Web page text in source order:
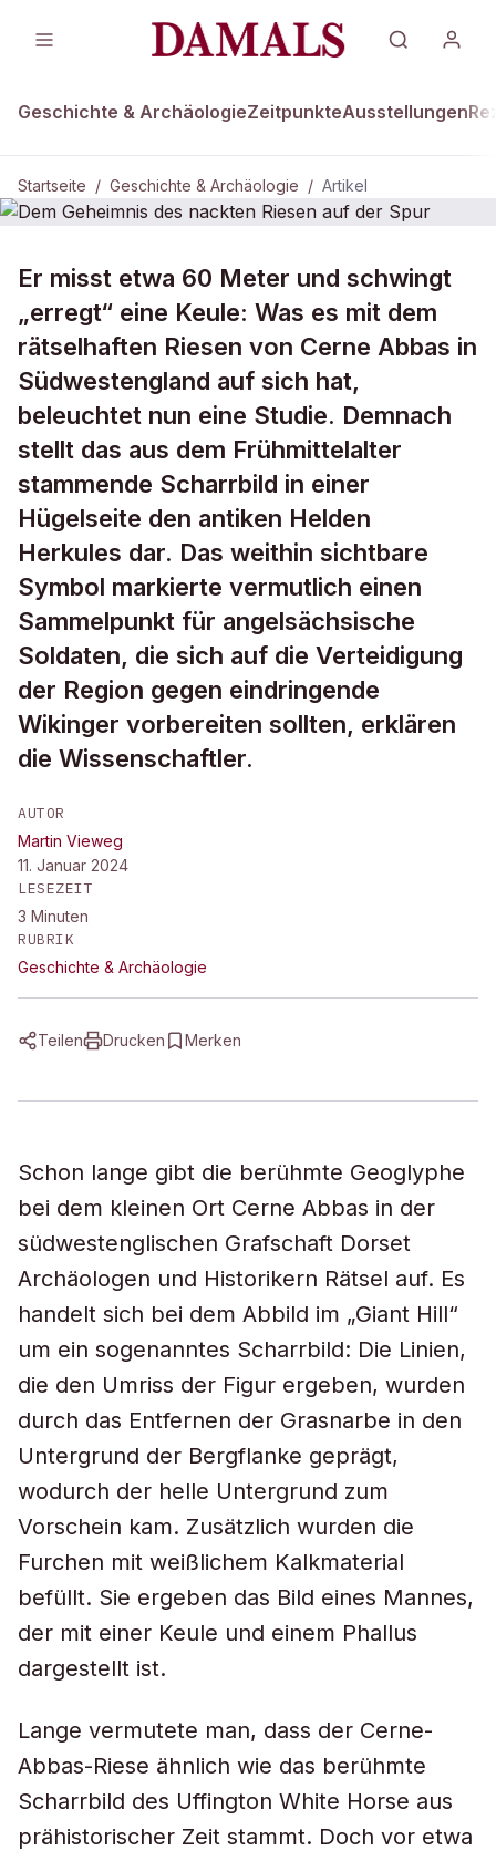
Geschichte & ArchäologieZeitpunkteAusstellungen
Startseite / Geschichte & Archäologie / Artikel
Dem Geheimnis des nackten Riesen
auf der Spur
Er misst etwa 60 Meter und schwingt
„erregt“ eine Keule: Was es mit dem
rätselhaften Riesen von Cerne Abbas in
Südwestengland auf sich hat,
beleuchtet nun eine Studie. Demnach
stellt das aus dem Frühmittelalter
stammende Scharrbild in einer
Hügelseite den antiken Helden
Herkules dar. Das weithin sichtbare
Symbol markierte vermutlich einen
Sammelpunkt für angelsächsische
Soldaten, die sich auf die Verteidigung
der Region gegen eindringende
Wikinger vorbereiten sollten, erklären
die Wissenschaftler.
AUTOR
Martin Vieweg
11. Januar 2024
LESEZEIT
3 Minuten
RUBRIK
Geschichte & Archäologie
Teilen Drucken Merken
Schon lange gibt die berühmte Geoglyphe
bei dem kleinen Ort Cerne Abbas in der
südwestenglischen Grafschaft Dorset
Archäologen und Historikern Rätsel auf. Es
handelt sich bei dem Abbild im „Giant Hill“
um ein sogenanntes Scharrbild: Die Linien,
die den Umriss der Figur ergeben, wurden
durch das Entfernen der Grasnarbe in den
Untergrund der Bergflanke geprägt,
wodurch der helle Untergrund zum
Vorschein kam. Zusätzlich wurden die
Furchen mit weißlichem Kalkmaterial
befüllt. Sie ergeben das Bild eines Mannes,
der mit einer Keule und einem Phallus
dargestellt ist.
Lange vermutete man, dass der Cerne-
Abbas-Riese ähnlich wie das berühmte
Scharrbild des Uffington White Horse aus
prähistorischer Zeit stammt. Doch vor etwa